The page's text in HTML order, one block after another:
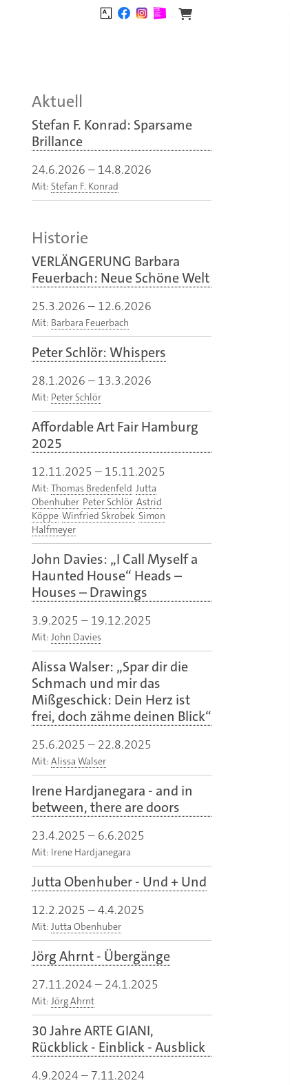
Aktuell
Stefan F. Konrad: Sparsame
Brillance
24.6.2026 – 14.8.2026
Mit: Stefan F. Konrad
Historie
VERLÄNGERUNG Barbara
Feuerbach: Neue Schöne Welt
25.3.2026 – 12.6.2026
Mit: Barbara Feuerbach
Peter Schlör: Whispers
28.1.2026 – 13.3.2026
Mit: Peter Schlör
Affordable Art Fair Hamburg
2025
12.11.2025 – 15.11.2025
Mit: Thomas Bredenfeld Jutta
Obenhuber Peter Schlör Astrid
Köppe Winfried Skrobek Simon
Halfmeyer
John Davies: „I Call Myself a
Haunted House“ Heads –
Houses – Drawings
3.9.2025 – 19.12.2025
Mit: John Davies
Alissa Walser: „Spar dir die
Schmach und mir das
Mißgeschick: Dein Herz ist
frei, doch zähme deinen Blick“
25.6.2025 – 22.8.2025
Mit: Alissa Walser
Irene Hardjanegara - and in
between, there are doors
23.4.2025 – 6.6.2025
Mit: Irene Hardjanegara
Jutta Obenhuber - Und + Und
12.2.2025 –4.4.2025
Mit: Jutta Obenhuber
Jörg Ahrnt - Übergänge
27.11.2024– 24.1.2025
Mit: Jörg Ahrnt
30 Jahre ARTE GIANI,
Rückblick - Einblick - Ausblick
4.9.2024– 7.11.2024